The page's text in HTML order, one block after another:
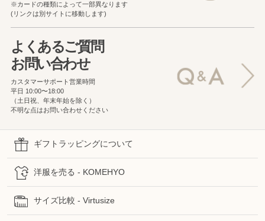
※カードの種類によって一部異なります
(リンクは別サイトに移動します)
よくあるご質問
お問い合わせ
カスタマーサポート営業時間
平日 10:00〜18:00
（土日祝、年末年始を除く）
不明な点はお問い合わせください
ギフトラッピングについて
洋服を売る - KOMEHYO
サイズ比較 - Virtusize